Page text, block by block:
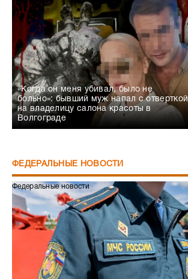
«Когда он меня убивал, было не
больно»: бывший муж напал с отверткой
на владелицу салона красоты в
Волгограде
ФЕДЕРАЛЬНЫЕ НОВОСТИ
Федеральные новости